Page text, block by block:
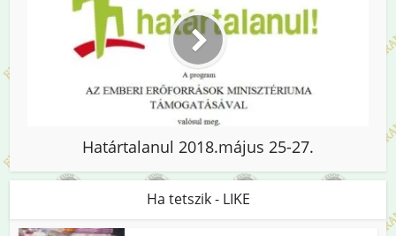
Határtalanul 2018.május 25-27.
Ha tetszik - LIKE